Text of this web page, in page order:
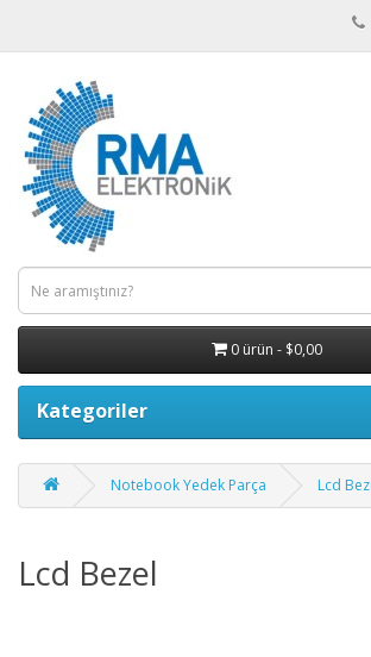
0 ürün - $0,00
Kategoriler
Notebook Yedek Parça Lcd
Lcd Bezel